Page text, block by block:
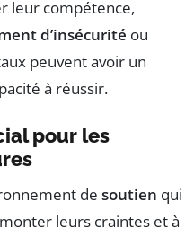
leur compétence,
d’insécurité ou
peuvent avoir un
à réussir.
pour les
de soutien qui
leurs craintes et à